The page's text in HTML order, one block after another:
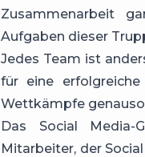
Zusammenarbeit
Aufgaben dieser
Jedes Team ist
für eine
Wettkämpfe genauso
Das Social Media-
Mitarbeiter, der